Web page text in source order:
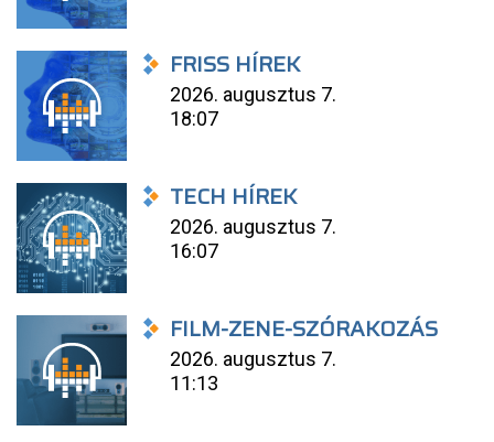
FRISS HÍREK
2026. augusztus 7.
18:07
TECH HÍREK
2026. augusztus 7.
16:07
FILM-ZENE-SZÓRAKOZÁS
2026. augusztus 7.
11:13